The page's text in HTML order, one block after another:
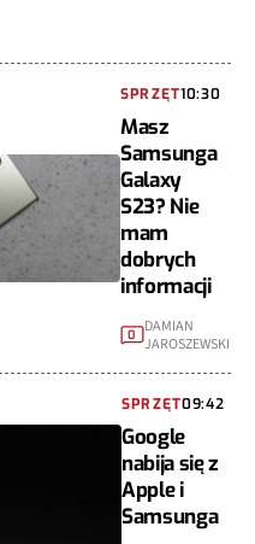
SPRZĘT10:30
Masz
Samsunga
Galaxy
S23? Nie
mam
dobrych
informacji
0
DAMIAN
JAROSZEWSKI
SPRZĘT09:42
Google
nabija się z
Apple i
Samsunga